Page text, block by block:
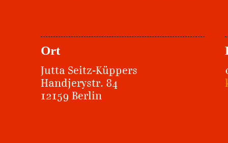
Ort
Jutta Seitz-Küppers
Handjerystr. 84
12159 Berlin